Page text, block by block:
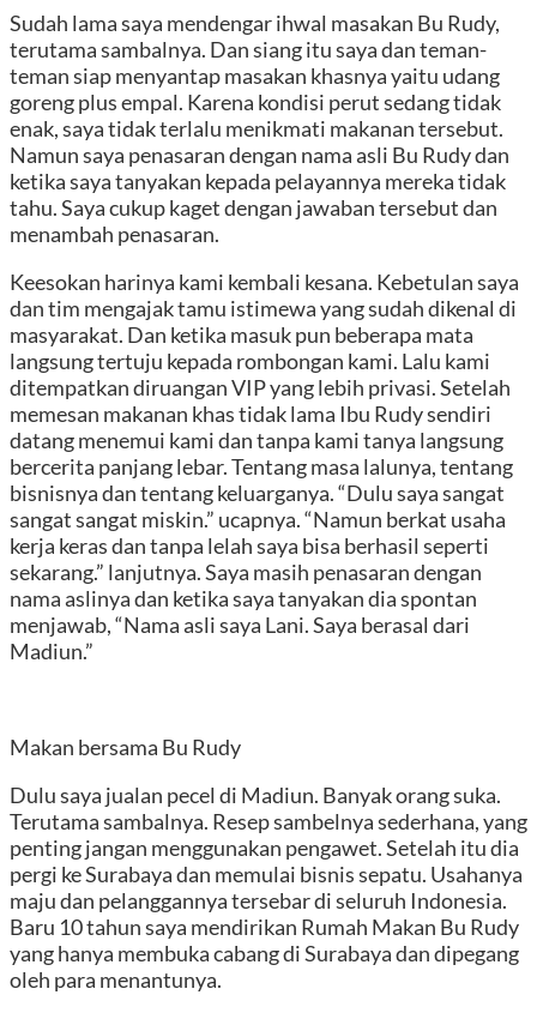
Sudah lama saya mendengar ihwal masakan Bu Rudy,
terutama sambalnya. Dan siang itu saya dan teman-
teman siap menyantap masakan khasnya yaitu udang
goreng plus empal. Karena kondisi perut sedang tidak
enak, saya tidak terlalu menikmati makanan tersebut.
Namun saya penasaran dengan nama asli Bu Rudy dan
ketika saya tanyakan kepada pelayannya mereka tidak
tahu. Saya cukup kaget dengan jawaban tersebut dan
menambah penasaran.
Keesokan harinya kami kembali kesana. Kebetulan saya
dan tim mengajak tamu istimewa yang sudah dikenal di
masyarakat. Dan ketika masuk pun beberapa mata
langsung tertuju kepada rombongan kami. Lalu kami
ditempatkan diruangan VIP yang lebih privasi. Setelah
memesan makanan khas tidak lama Ibu Rudy sendiri
datang menemui kami dan tanpa kami tanya langsung
bercerita panjang lebar. Tentang masa lalunya, tentang
bisnisnya dan tentang keluarganya. “Dulu saya sangat
sangat sangat miskin.” ucapnya. “Namun berkat usaha
kerja keras dan tanpa lelah saya bisa berhasil seperti
sekarang.” lanjutnya. Saya masih penasaran dengan
nama aslinya dan ketika saya tanyakan dia spontan
menjawab, “Nama asli saya Lani. Saya berasal dari
Madiun.”
Makan bersama Bu Rudy
Dulu saya jualan pecel di Madiun. Banyak orang suka.
Terutama sambalnya. Resep sambelnya sederhana, yang
penting jangan menggunakan pengawet. Setelah itu dia
pergi ke Surabaya dan memulai bisnis sepatu. Usahanya
maju dan pelanggannya tersebar di seluruh Indonesia.
Baru 10 tahun saya mendirikan Rumah Makan Bu Rudy
yang hanya membuka cabang di Surabaya dan dipegang
oleh para menantunya.